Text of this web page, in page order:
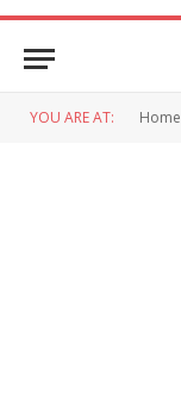
YOU ARE AT: Home